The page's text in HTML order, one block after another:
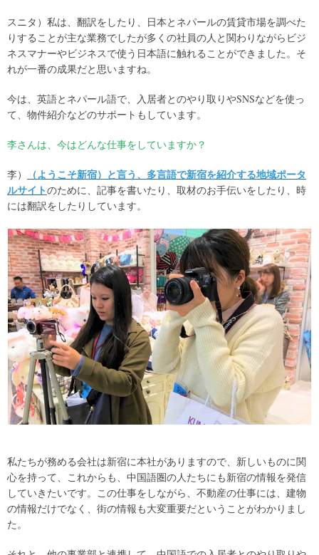
スニタ）私は、翻訳をしたり、日本とネパールの賃貸市場を調べた
りすることが主な業務でしたが多くの社員の人と関わりながらビジ
ネスマナーやビジネスで使う日本語に触れることができました。そ
れが一番の成果だと思いますね。
今は、英語とネパール語で、入居者とのやり取りやSNSなどを使っ
て、物件紹介などのサポートもしています。
李さんは、今はどんな仕事をしていますか？
李）
（ようこそ新宿）と言う、多言語で新宿を紹介する地域ポータ
ルサイトのために、記事を書いたり、取材のお手伝いをしたり、時
には翻訳をしたりしています。
私たちが務める会社は新宿に本社がありますので、新しいものに関
心を持って、これからも、中国語圏の人たちにも新宿の情報を発信
していきたいです。この仕事をしながら、不動産の仕事には、建物
の情報だけでなく、街の情報も大変重要だということがわかりまし
た。